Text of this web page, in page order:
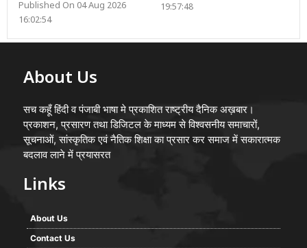
Published On 04 Aug 2026
16:02:54
19:57:48
About Us
सच कहूँ हिंदी व पंजाबी भाषा मे प्रकाशित राष्ट्रीय दैनिक अख़बार।
प्रकाशन, प्रसारण तथा डिजिटल के माध्यम से विश्वसनीय समाचारों,
सूचनाओं, सांस्कृतिक एवं नैतिक शिक्षा का प्रसार कर समाज में सकारात्मक
बदलाव लाने में प्रयासरत
Links
About Us
Contact Us